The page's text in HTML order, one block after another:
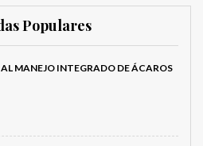
Populares
MANEJO INTEGRADO DE ÁCAROS